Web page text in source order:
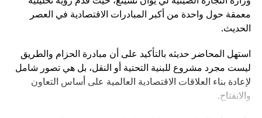
معمقة حول واحدة من أكبر المبادرات الاقتصادية في العصر
الحديث.
استهل المحاضر حديثه بالتأكيد على أن مبادرة الحزام والطريق
ليست مجرد مشروع للبنية التحتية أو النقل، بل هي تصور شامل
لإعادة بناء العلاقات الاقتصادية العالمية على أساس التعاون
والانفتاح.